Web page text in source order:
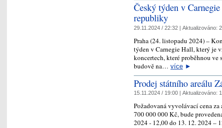
Český týden v
republiky
29.11.2024 / 22:32 | Aktualizováno:
Praha (24. listopadu 2024) –
týden v Carnegie Hall, který je
koncertech, které proběhnou
budově na… více ►
Prodej státního areálu
15.11.2024 / 19:00 | Aktualizováno:
Požadovaná vyvolávací cena
700 000 000 Kč, bude
2024 - 12,00 do 13. 12. 2024 –